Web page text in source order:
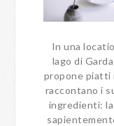
In una
lago di
propone piatti
raccontano i
ingredienti: la